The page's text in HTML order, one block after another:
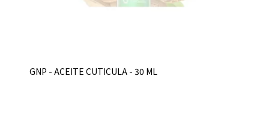
GNP - ACEITE CUTICULA - 30 ML